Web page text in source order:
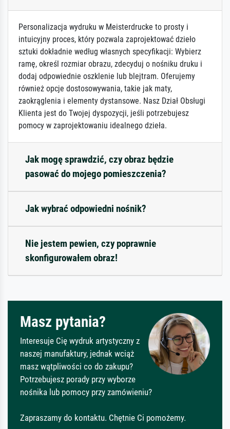
Personalizacja wydruku w Meisterdrucke to prosty i
intuicyjny proces, który pozwala zaprojektować dzieło
sztuki dokładnie według własnych specyfikacji: Wybierz
ramę, określ rozmiar obrazu, zdecyduj o nośniku druku i
dodaj odpowiednie oszklenie lub blejtram. Oferujemy
również opcje dostosowywania, takie jak maty,
zaokrąglenia i elementy dystansowe. Nasz Dział Obsługi
Klienta jest do Twojej dyspozycji, jeśli potrzebujesz
pomocy w zaprojektowaniu idealnego dzieła.
Jak mogę sprawdzić, czy obraz będzie
pasować do mojego pomieszczenia?
Jak wybrać odpowiedni nośnik?
Nie jestem pewien, czy poprawnie
skonfigurowałem obraz!
Masz pytania?
Interesuje Cię wydruk artystyczny z
naszej manufaktury, jednak wciąż
masz wątpliwości co do zakupu?
Potrzebujesz porady przy wyborze
nośnika lub pomocy przy zamówieniu?
Zapraszamy do kontaktu. Chętnie Ci pomożemy.